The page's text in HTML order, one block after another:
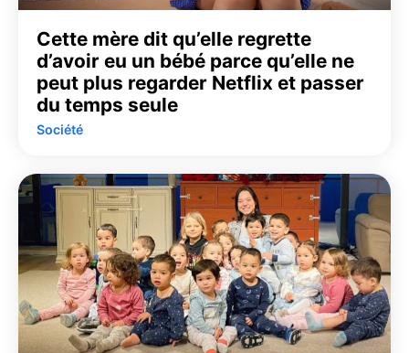
Cette mère dit qu’elle regrette
d’avoir eu un bébé parce qu’elle ne
peut plus regarder Netflix et passer
du temps seule
Société